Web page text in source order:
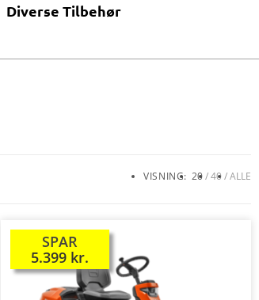
Diverse Tilbehør
VISNING: 20 40 ALLE
SPAR
5.399 kr.
TILBUD!